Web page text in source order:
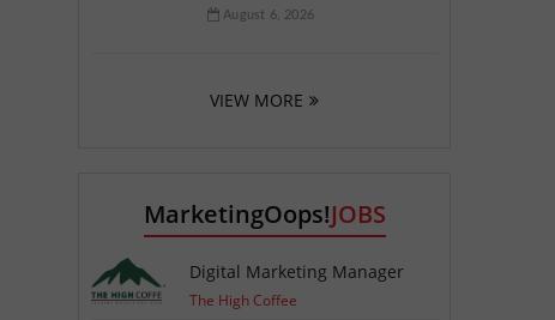
August 6, 2026
VIEW MORE
MarketingOops!JOBS
Digital Marketing Manager
The High Coffee